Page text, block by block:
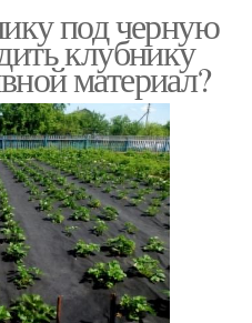
под черную
клубнику
материал?